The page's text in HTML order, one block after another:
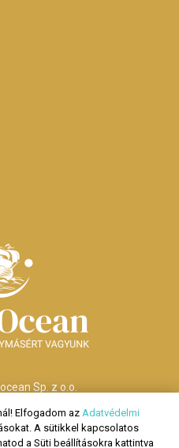
Sp. z o.o.
nr 29
+36 70 278 9279
Elfogadom az Adatvédelmi
A sütikkel kapcsolatos
a Süti beállításokra kattintva